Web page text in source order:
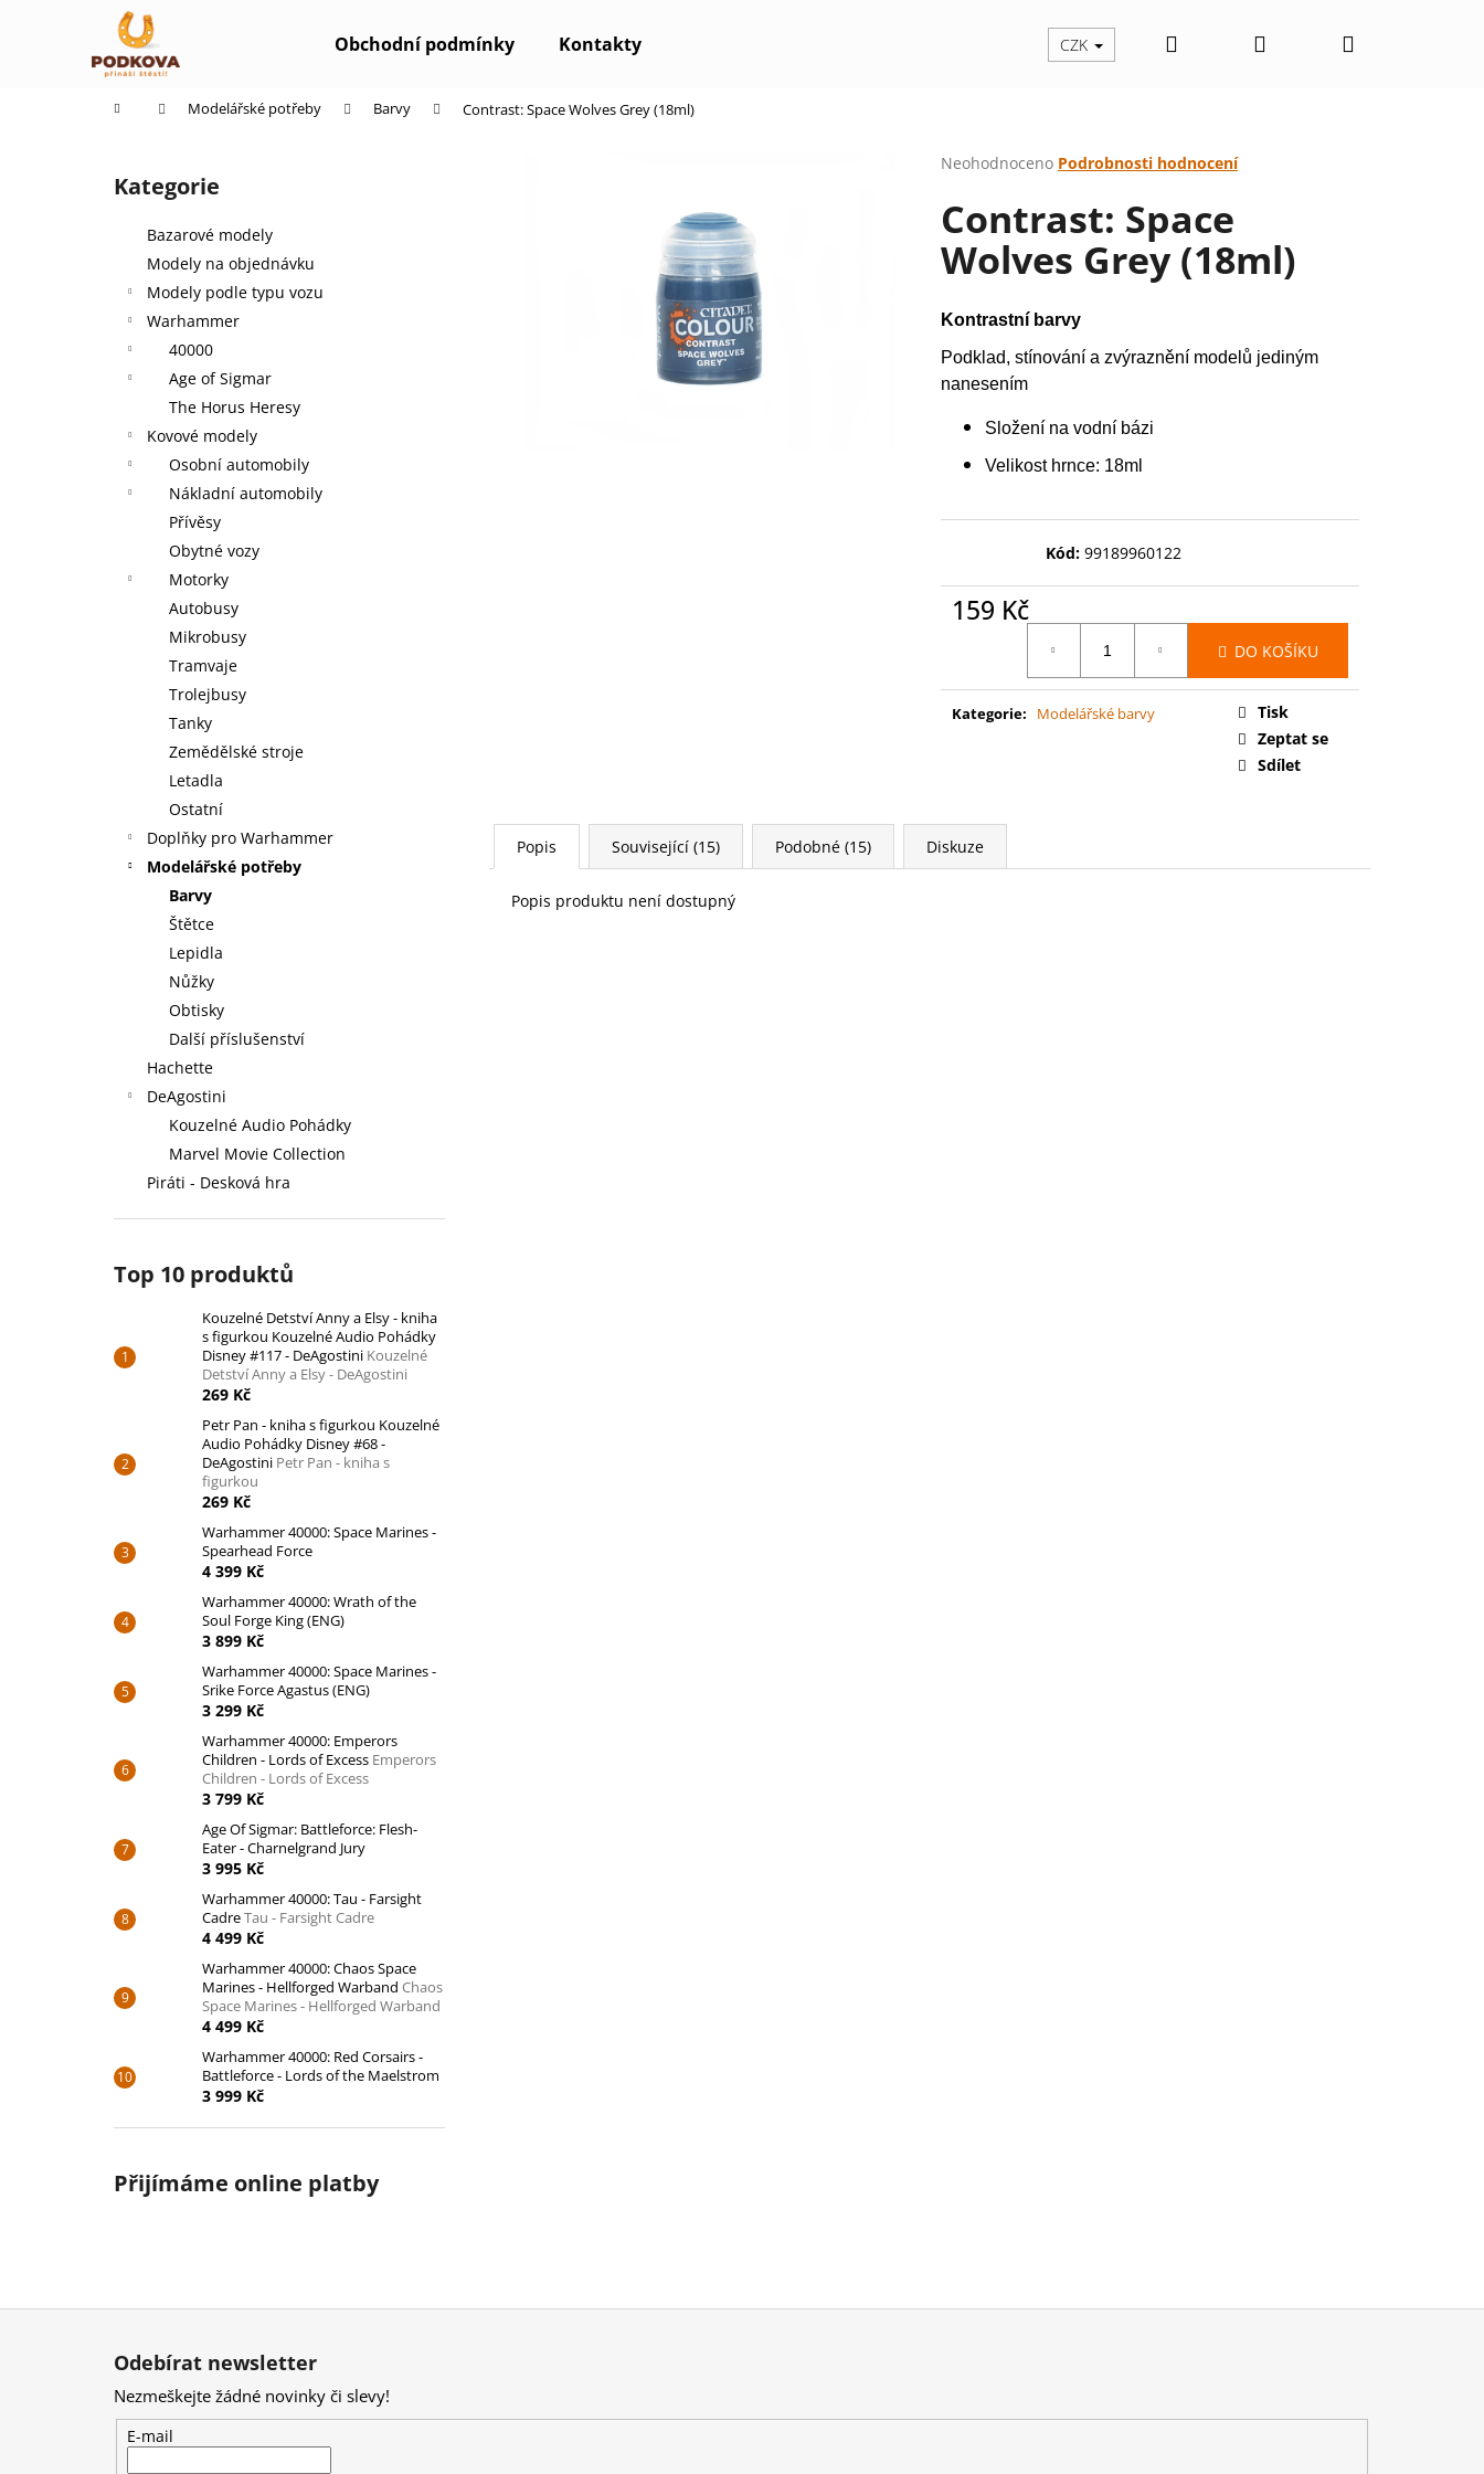
Obchodní podmínky Kontakty CZK Hledat PřihlášeníNákupní
Domů Modelářské potřeby Barvy Contrast: Space Wolves Grey (18ml)
Přeskočit
kategorie
Kategorie
Bazarové modely
Modely na objednávku
Modely podle typu vozu
Warhammer
40000
Age of Sigmar
The Horus Heresy
Kovové modely
Osobní automobily
Nákladní automobily
Přívěsy
Obytné vozy
Motorky
Autobusy
Mikrobusy
Tramvaje
Trolejbusy
Tanky
Zemědělské stroje
Letadla
Ostatní
Doplňky pro Warhammer
Modelářské potřeby
Barvy
Štětce
Lepidla
Nůžky
Obtisky
Další příslušenství
Hachette
DeAgostini
Kouzelné Audio Pohádky
Marvel Movie Collection
Piráti - Desková hra
Top 10 produktů
Kouzelné Detství Anny a Elsy - kniha
s figurkou Kouzelné Audio Pohádky
Disney #117 - DeAgostini Kouzelné
Detství Anny a Elsy - DeAgostini
269 Kč
Petr Pan - kniha s figurkou Kouzelné
Audio Pohádky Disney #68 -
DeAgostini Petr Pan - kniha s
figurkou
269 Kč
Warhammer 40000: Space Marines -
Spearhead Force
4 399 Kč
Warhammer 40000: Wrath of the
Soul Forge King (ENG)
3 899 Kč
Warhammer 40000: Space Marines -
Srike Force Agastus (ENG)
3 299 Kč
Warhammer 40000: Emperors
Children - Lords of Excess Emperors
Children - Lords of Excess
3 799 Kč
Age Of Sigmar: Battleforce: Flesh-
Eater - Charnelgrand Jury
3 995 Kč
Warhammer 40000: Tau - Farsight
CadreTau - Farsight Cadre
4 499 Kč
Warhammer 40000: Chaos Space
Marines - Hellforged Warband Chaos
Space Marines - Hellforged Warband
4 499 Kč
Warhammer 40000: Red Corsairs -
Battleforce - Lords of the Maelstrom
3 999 Kč
Přijímáme online platby
Průměrné
produktu
je
0,0
z
hvězdiček.
Neohodnoceno Podrobnosti hodnocení
Contrast: Space
Wolves Grey (18ml)
Kontrastní barvy
Podklad, stínování a zvýraznění modelů jediným
nanesením
Složení na vodní bázi
Velikost hrnce: 18ml
Kód: 99189960122
159 Kč
DO KOŠÍKU
Kategorie: Modelářské barvy
Tisk
Zeptat se
Sdílet
Popis Související (15) Podobné (15) Diskuze
Popis produktu není dostupný
Zpět
Zpět
Co potřebujete najít?
Doporučujeme
KOUZELNÉ DETSTVÍ ANNY A ELSY -
KNIHA S FIGURKOU KOUZELNÉ AUDIO
POHÁDKY DISNEY #117 - DEAGOSTINI
KOUZELNÉ DETSTVÍ ANNY A ELSY -
DEAGOSTINI
269 Kč
SPEARHEAD FORCE
Z
Odebírat newsletter
Nezmeškejte žádné novinky či slevy!
E-mail